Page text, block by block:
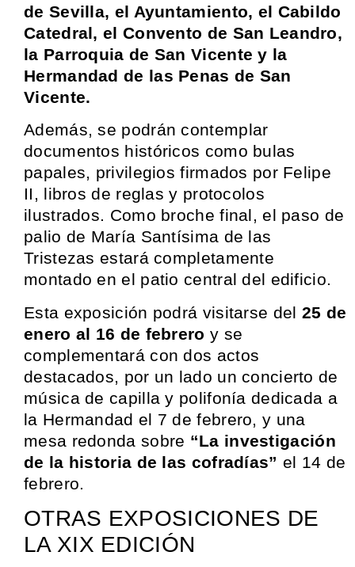
de Sevilla, el Ayuntamiento, el Cabildo
Catedral, el Convento de San Leandro,
la Parroquia de San Vicente y la
Hermandad de las Penas de San
Vicente.
Además, se podrán contemplar
documentos históricos como bulas
papales, privilegios firmados por Felipe
II, libros de reglas y protocolos
ilustrados. Como broche final, el paso de
palio de María Santísima de las
Tristezas estará completamente
montado en el patio central del edificio.
Esta exposición podrá visitarse del 25 de
enero al 16 de febrero y se
complementará con dos actos
destacados, por un lado un concierto de
música de capilla y polifonía dedicada a
la Hermandad el 7 de febrero, y una
mesa redonda sobre “La investigación
de la historia de las cofradías” el 14 de
febrero.
OTRAS EXPOSICIONES DE
LA XIX EDICIÓN